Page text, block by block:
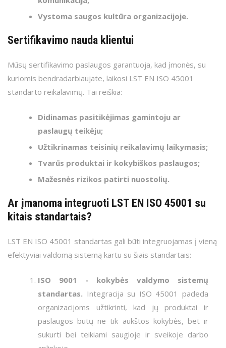
Vystoma saugos kultūra organizacijoje.
Sertifikavimo nauda klientui
Mūsų sertifikavimo paslaugos garantuoja, kad įmonės, su
kuriomis bendradarbiaujate, laikosi LST EN ISO 45001
standarto reikalavimų. Tai reiškia:
Didinamas pasitikėjimas gamintoju ar
paslaugų teikėju;
Užtikrinamas teisinių reikalavimų laikymasis;
Tvarūs produktai ir kokybiškos paslaugos;
Mažesnės rizikos patirti nuostolių.
Ar įmanoma integruoti LST EN ISO 45001 su
kitais standartais?
LST EN ISO 45001 standartas gali būti integruojamas į vieną
efektyviai valdomą sistemą kartu su šiais standartais:
ISO 9001 - kokybės valdymo sistemų
standartas. Integracija su ISO 45001 padeda
organizacijoms užtikrinti, kad jų produktai ir
paslaugos būtų ne tik aukštos kokybės, bet ir
sukurti bei teikiami saugioje ir sveikoje darbo